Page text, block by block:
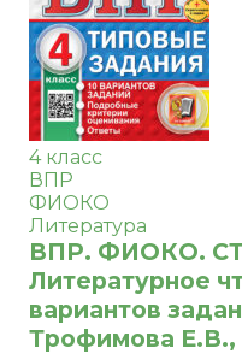
4 класс
ВПР
ФИОКО
Литература
ВПР. ФИОКО.
Литературное
вариантов
Трофимова Е.В.,